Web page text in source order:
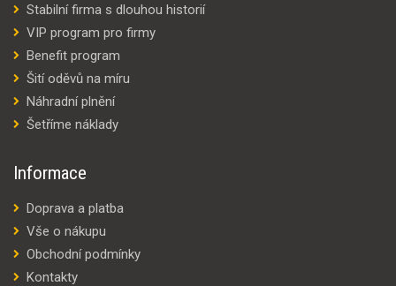
Stabilní firma s dlouhou historií
VIP program pro firmy
Benefit program
Šití oděvů na míru
Náhradní plnění
Šetříme náklady
Informace
Doprava a platba
Vše o nákupu
Obchodní podmínky
Kontakty